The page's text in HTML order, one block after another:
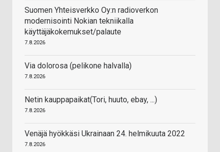
Suomen Yhteisverkko Oy:n radioverkon
modernisointi Nokian tekniikalla
käyttäjäkokemukset/palaute
7.8.2026
Via dolorosa (pelikone halvalla)
7.8.2026
Netin kauppapaikat(Tori, huuto, ebay, ...)
7.8.2026
Venäjä hyökkäsi Ukrainaan 24. helmikuuta 2022
7.8.2026